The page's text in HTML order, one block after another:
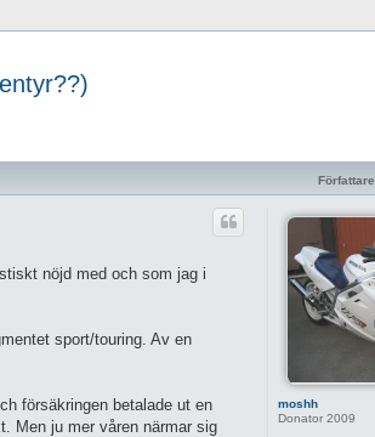
Författare
moshh
Donator 2009
nöjd med och som jag i
sport/touring. Av en
försäkringen betalade ut en
Men ju mer våren närmar sig